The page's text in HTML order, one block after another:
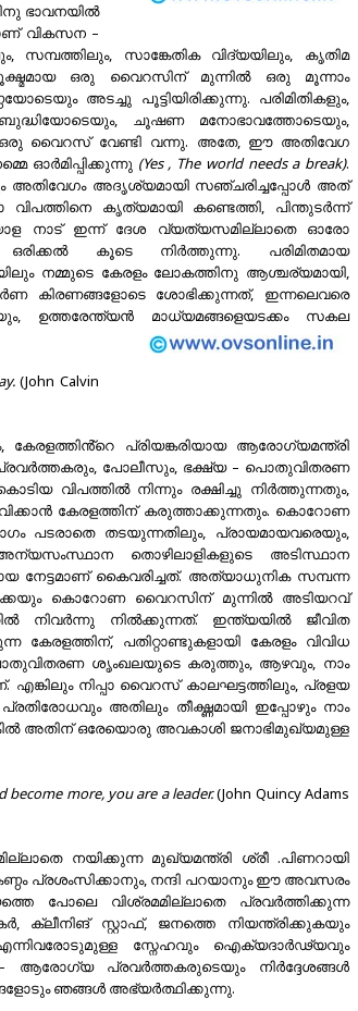
ഭാവനയിൽ
വികസന –
സമ്പത്തിലും, സാങ്കേതിക വിദ്യയിലും, കൃതിമ
ഒരു വൈറസിന് മുന്നിൽ ഒരു മൂന്നാം
അടച്ചു പൂട്ടിയിരിക്കുന്നു. പരിമിതികളും,
ചൂഷണ മനോഭാവത്തോടെയും,
ഒരു വൈറസ് വേണ്ടി വന്നു. അതേ, ഈ അതിവേഗ
ഓർമിപ്പിക്കുന്നു (Yes , The world needs a break).
അദൃശ്യമായി സഞ്ചരിച്ചപ്പോൾ അത്
കൃത്യമായി കണ്ടെത്തി, പിന്തുടർന്ന്
നാട് ഇന്ന് ദേശ വ്യത്യസമില്ലാതെ ഓരോ
കൂടെ നിർത്തുന്നു. പരിമിതമായ
നമ്മുടെ കേരളം ലോകത്തിനു ആശ്ചര്യമായി,
ശോഭിക്കുന്നത്, ഇന്നലെവരെ
ഉത്തരേന്ത്യൻ മാധ്യമങ്ങളെയടക്കം സകല
(John Calvin
പ്രിയങ്കരിയായ ആരോഗ്യമന്ത്രി
പോലീസും, ഭക്ഷ്യ – പൊതുവിതരണ
വിപത്തിൽ നിന്നും രക്ഷിച്ചു നിർത്തുന്നതും,
കേരളത്തിന് കരുത്താക്കുന്നതും. കൊറോണ
പടരാതെ തടയുന്നതിലും, പ്രായമായവരെയും,
അന്യസംസ്ഥാന തൊഴിലാളികളുടെ അടിസ്ഥാന
നേട്ടമാണ് കൈവരിച്ചത്. അത്യാധുനിക സമ്പന്ന
കൊറോണ വൈറസിന് മുന്നിൽ അടിയറവ്
നിവർന്നു നിൽക്കുന്നത്. ഇന്ത്യയിൽ ജീവിത
പതിറ്റാണ്ടുകളായി കേരളം വിവിധ
ശൃംഖലയുടെ കരുത്തും, ആഴവും, നാം
നിപ്പാ വൈറസ് കാലഘട്ടത്തിലും, പ്രളയ
അതിലും തീക്ഷ്ണമായി ഇപ്പോഴും നാം
അതിന് ഒരേയൊരു അവകാശി ജനാഭിമുഖ്യമുള്ള
more, you are a leader.(John Quincy Adams
നയിക്കുന്ന മുഖ്യമന്ത്രി ശ്രീ .പിണറായി
പ്രശംസിക്കാനും, നന്ദി പറയാനും ഈ അവസരം
പോലെ വിശ്രമമില്ലാതെ പ്രവർത്തിക്കുന്ന
ക്ലീനിങ് സ്റ്റാഫ്, ജനത്തെ നിയന്ത്രിക്കുകയും
എന്നിവരോടുമുള്ള സ്നേഹവും ഐക്യദാർഢ്യവും
ആരോഗ്യ പ്രവർത്തകരുടെയും നിർദ്ദേശങ്ങൾ
ഞങ്ങൾ അഭ്യർത്ഥിക്കുന്നു.